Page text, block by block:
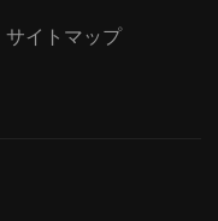
サイトマップ